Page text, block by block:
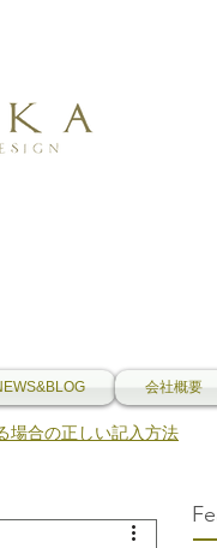
会社概要
場合の正しい記入方法